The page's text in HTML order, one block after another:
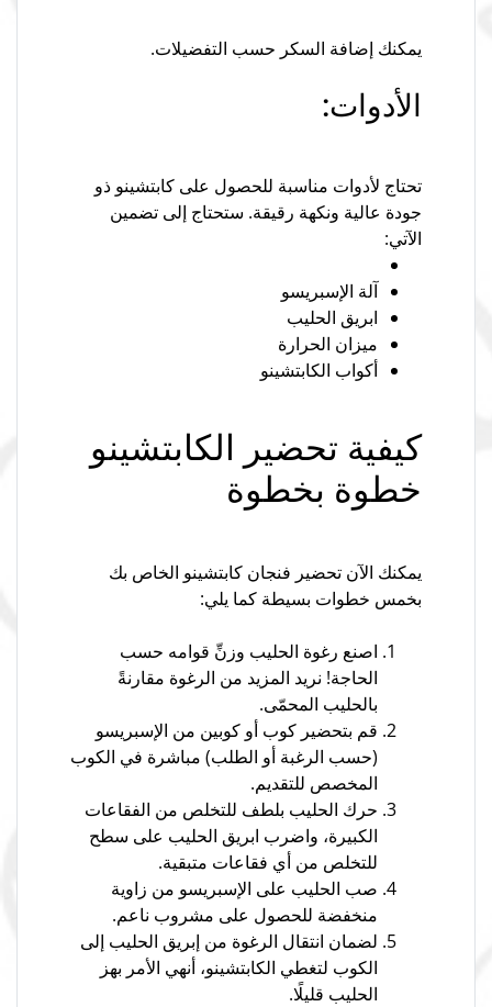
يمكنك إضافة السكر حسب التفضيلات.
الأدوات:
تحتاج لأدوات مناسبة للحصول على كابتشينو ذو
جودة عالية ونكهة رقيقة. ستحتاج إلى تضمين
الآتي:
آلة الإسبريسو
ابريق الحليب
ميزان الحرارة
أكواب الكابتشينو
كيفية تحضير الكابتشينو
خطوة بخطوة
يمكنك الآن تحضير فنجان كابتشينو الخاص بك
بخمس خطوات بسيطة كما يلي:
اصنع رغوة الحليب وزنِّ قوامه حسب
الحاجة! نريد المزيد من الرغوة مقارنةً
بالحليب المحمّى.
قم بتحضير كوب أو كوبين من الإسبريسو
(حسب الرغبة أو الطلب) مباشرة في الكوب
المخصص للتقديم.
حرك الحليب بلطف للتخلص من الفقاعات
الكبيرة، واضرب ابريق الحليب على سطح
للتخلص من أي فقاعات متبقية.
صب الحليب على الإسبريسو من زاوية
منخفضة للحصول على مشروب ناعم.
لضمان انتقال الرغوة من إبريق الحليب إلى
الكوب لتغطي الكابتشينو، أنهي الأمر بهز
الحليب قليلًا.